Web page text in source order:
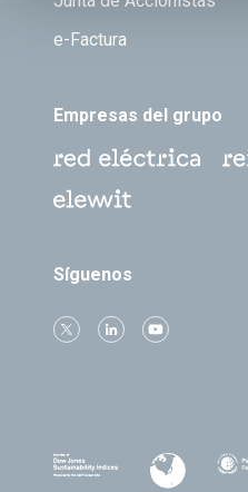
e-Factura
Empresas del grupo
Síguenos